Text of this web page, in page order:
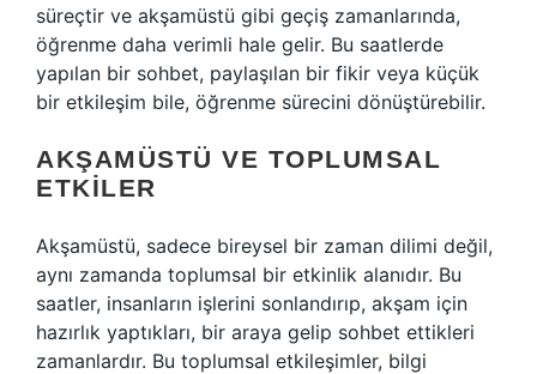
süreçtir ve akşamüstü gibi geçiş zamanlarında,
öğrenme daha verimli hale gelir. Bu saatlerde
yapılan bir sohbet, paylaşılan bir fikir veya küçük
bir etkileşim bile, öğrenme sürecini dönüştürebilir.
AKŞAMÜSTÜ VE TOPLUMSAL
ETKILER
Akşamüstü, sadece bireysel bir zaman dilimi değil,
aynı zamanda toplumsal bir etkinlik alanıdır. Bu
saatler, insanların işlerini sonlandırıp, akşam için
hazırlık yaptıkları, bir araya gelip sohbet ettikleri
zamanlardır. Bu toplumsal etkileşimler, bilgi